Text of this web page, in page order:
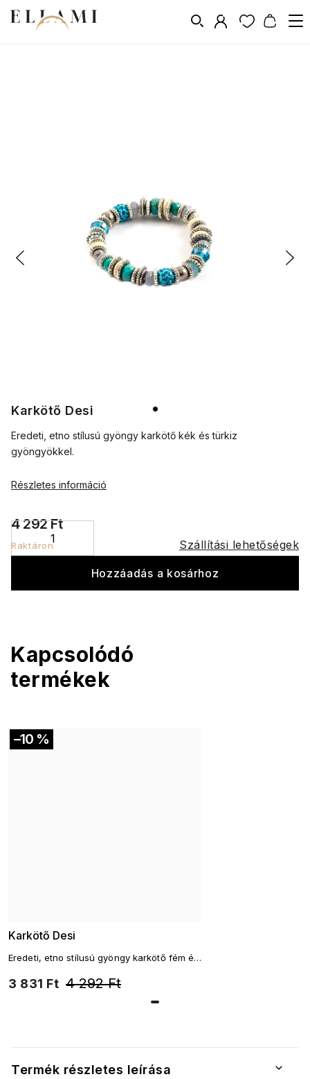
Karkötő Desi
4 292 Ft
Raktáron Szállítási lehetőségek
Hozzáadás a kosárhoz
Eredeti, etno stílusú gyöngy karkötő kék és türkiz
gyöngyökkel.
Részletes információ
Termék részletes leírása
Kapcsolódó
termékek
Akció
–10 %
Karkötő Desi
4 292 Ft
3 831 Ft
Eredeti, etno stílusú gyöngy karkötő fém és